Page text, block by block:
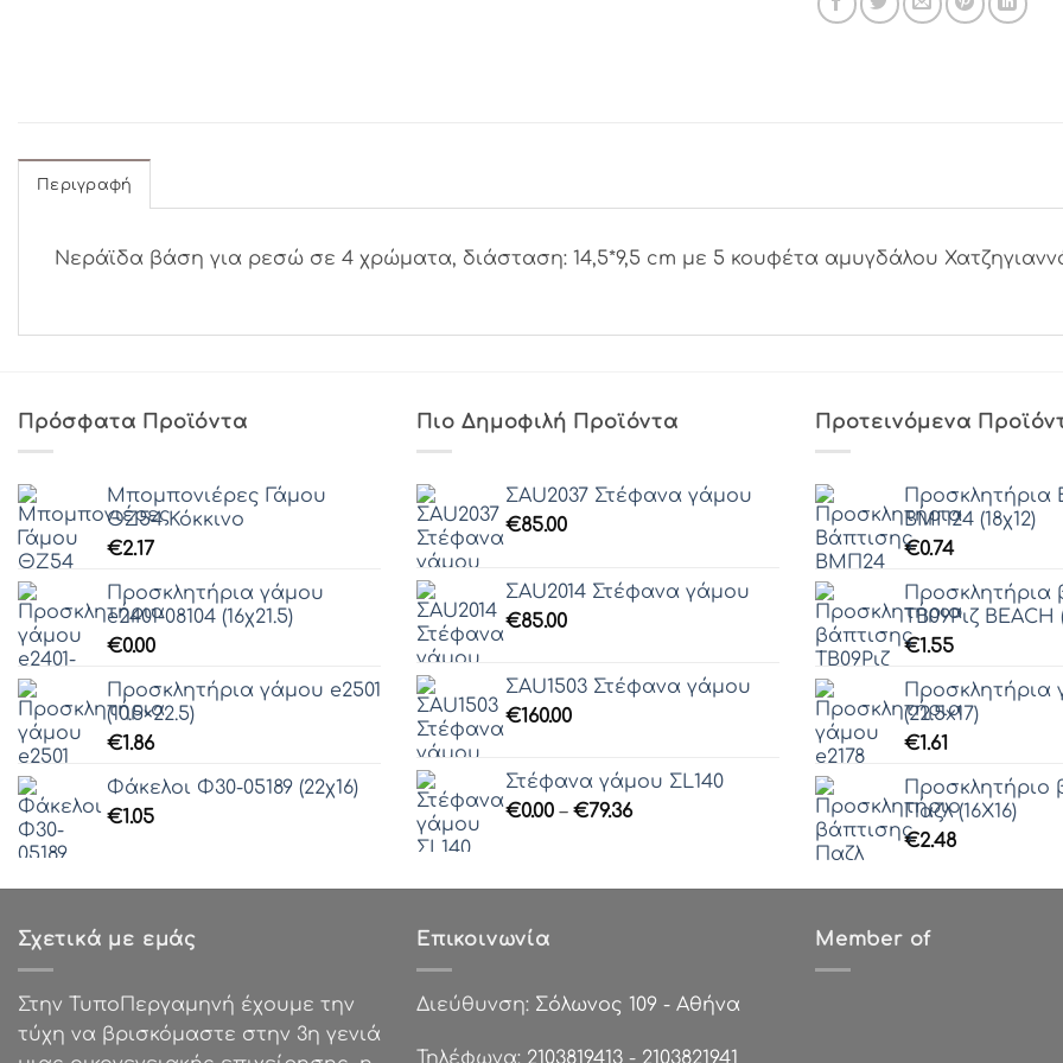
Περιγραφή
Νεράϊδα βάση για ρεσώ σε 4 χρώματα, διάσταση: 14,5*9,5 cm με 5 κουφέτα αμυγδάλου
Πρόσφατα Προϊόντα
Μπομπονιέρες Γάμου
ΘZ54 Κόκκινο
€2.17
Προσκλητήρια γάμου
e2401-08104 (16χ21.5)
€0.00
Προσκλητήρια γάμου e2501
(10.5×22.5)
€1.86
Φάκελοι Φ30-05189 (22χ16)
€1.05
Πιο Δημοφιλή Προϊόντα
ΣAU2037 Στέφανα γάμου
€85.00
ΣAU2014 Στέφανα γάμου
€85.00
ΣAU1503 Στέφανα γάμου
€160.00
Στέφανα γάμου ΣL140
€0.00 – €79.36Price
through
Προτεινόμενα
Προσκλητήρια
ΒΜΠ24 (18χ12)
€0.74
Προσκλητήρια
ΤΒ09Ριζ BEACH
€1.55
Προσκλητήρια
(22.5x17)
€1.61
Προσκλητήριο
Παζλ (16Χ16)
€2.48
Σχετικά με εμάς
Στην ΤυποΠεργαμηνή έχουμε την
τύχη να βρισκόμαστε στην 3η γενιά
Επικοινωνία
Διεύθυνση: Σόλωνος 109 - Αθήνα
Member of